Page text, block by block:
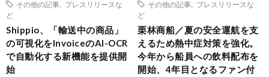
その他の記事
プレスリリースな
ど
Shippio、「輸送中の商品」
の可視化をInvoiceのAI-OCR
で自動化する新機能を提供開
始
その他の記事
プレスリリースな
ど
栗林商船／夏の安全運航を支
えるため熱中症対策を強化。
今年から船員への飲料配布を
開始、4年目となるファン付